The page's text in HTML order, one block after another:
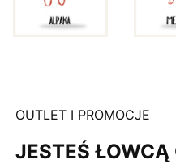
OUTLET I PROMOCJE
JESTEŚ